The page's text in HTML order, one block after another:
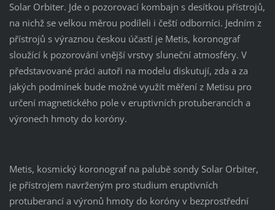
Solar Orbiter. Jde o pozorovací kombajn s desítkou přístrojů,
na nichž se velkou měrou podíleli i čeští odborníci. Jedním z
přístrojů s výraznou českou účastí je Metis, koronograf
sloužící k pozorování vnější vrstvy sluneční atmosféry. V
představované práci autoři na modelu diskutují, zda a za
jakých podmínek bude možné využít měření z Metisu pro
určení magnetického pole v eruptivních protuberancích a
výronech hmoty do koróny.
Metis, kosmický koronograf na palubě sondy Solar Orbiter,
je přístrojem navrženým pro studium eruptivních
protuberancí a výronů hmoty do koróny v bezprostřední